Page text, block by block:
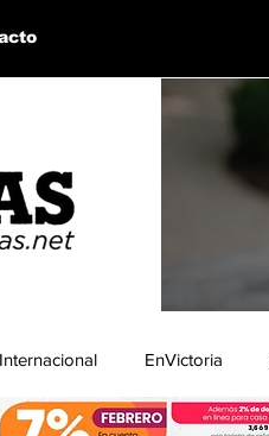
Internacional EnVictoria